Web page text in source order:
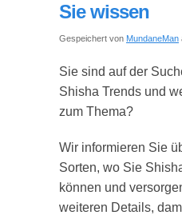
Sie wissen
Gespeichert von MundaneMan
Sie sind auf der
Shisha Trends und
zum Thema?
Wir informieren Sie
Sorten, wo Sie
können und
weiteren Details,